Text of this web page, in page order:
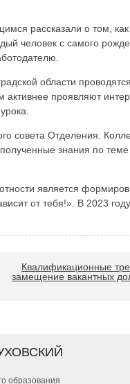
рассказали о том,
человек с самого
области
проявляют
совета Отделения.
знания по
является
от тебя!». В 2023
Квалификационные
замещение вакантных
образования